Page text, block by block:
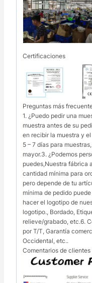
Certificaciones
Preguntas más
1. ¿Puedo pedir una
muestra antes de su
en recibir la muestra y
5 – 7 días para
mayor.3. ¿Podemos
puedes,Nuestra fábrica
cantidad mínima para
pero depende de tu
mínima de pedido
hacer el logotipo de
logotipo., Bordado,
relieve/grabado, etc.6.
por T/T, Garantía
Occidental, etc..
Comentarios de clientes